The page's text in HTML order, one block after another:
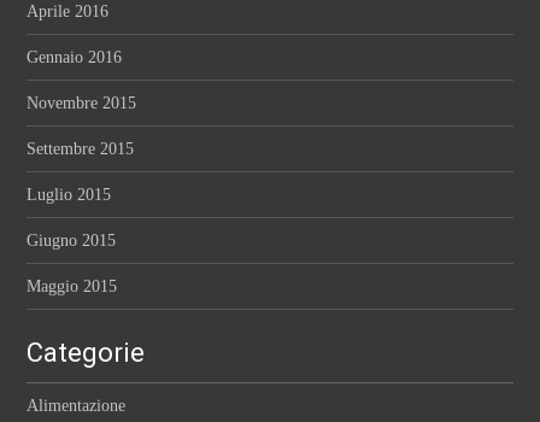
Aprile 2016
Gennaio 2016
Novembre 2015
Settembre 2015
Luglio 2015
Giugno 2015
Maggio 2015
Categorie
Alimentazione